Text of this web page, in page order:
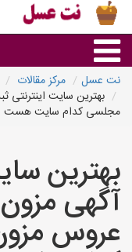
نت عسل
مرکز مقالات
بهترین سایت
مجلسی کدام سایت هست
بهترین
آگهی
عروس